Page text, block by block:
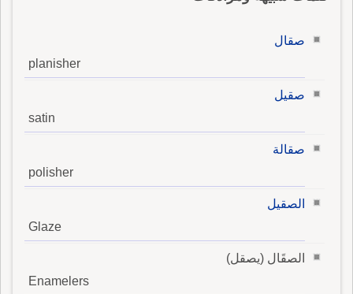
وذلك عَيْبٌ.
صقال
planisher
صقيل
satin
صقالة
polisher
الصقيل
Glaze
الصقَال (يصقل)
Enamelers